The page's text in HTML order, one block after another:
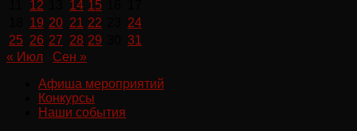
12 14 15
19 20 21 22
24
25 26 27 28 29
31
« Июл
Сен »
Афиша мероприятий
Конкурсы
Наши события